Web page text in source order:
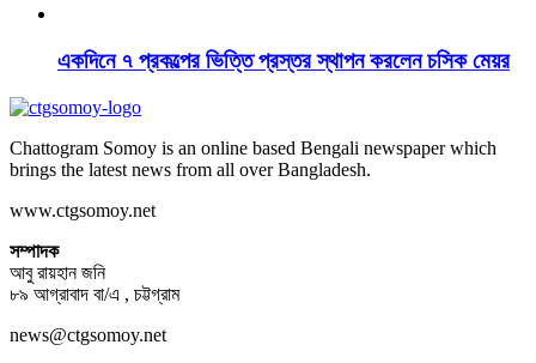
একদিনে ৭ প্রকল্পের ভিত্তি প্রস্তর স্থাপন করলেন চসিক মেয়র
Chattogram Somoy is an online based Bengali newspaper which
brings the latest news from all over Bangladesh.
www.ctgsomoy.net
সম্পাদক
আবু রায়হান জনি
৮৯ আগ্রাবাদ বা/এ , চট্টগ্রাম
news@ctgsomoy.net